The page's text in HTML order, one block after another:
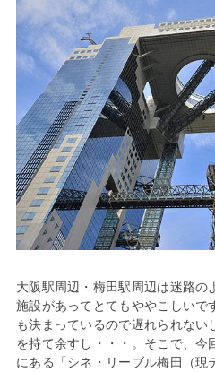
大阪駅周辺・梅田駅周辺は迷路の
施設があってとてもややこしいで
も決まっているので遅れられない
を持て余すし・・・。そこで、今
にある「シネ・リーブル梅田（現